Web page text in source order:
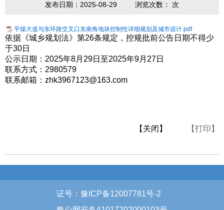
发布日期：2025-08-29 浏览次数： 次
平煤大道与东环路交叉口东南角地块控制性详细规划及城市设计.pdf
依据《城乡规划法》第26条规定，控规批前公告日期不得少
于30日
公示日期：2025年8月29日至2025年9月27日
联系方式：2980579
联系邮箱：zhk3967123@163.com
【打印】
【关闭】
证号：豫ICP备12007781号-2